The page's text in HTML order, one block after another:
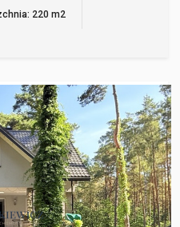
220 m2